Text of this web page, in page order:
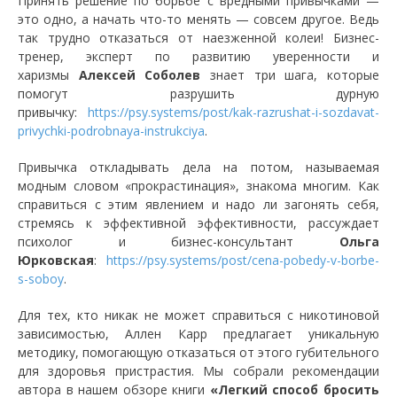
это одно, а начать что-то менять — совсем другое. Ведь
так трудно отказаться от наезженной колеи! Бизнес-
тренер, эксперт по развитию уверенности и
харизмы Алексей Соболев знает три шага, которые
помогут разрушить дурную
привычку: https://psy.systems/post/kak-razrushat-i-sozdavat-
privychki-podrobnaya-instrukciya.
Привычка откладывать дела на потом, называемая
модным словом «прокрастинация», знакома многим. Как
справиться с этим явлением и надо ли загонять себя,
стремясь к эффективной эффективности, рассуждает
психолог и бизнес-консультант Ольга
Юрковская: https://psy.systems/post/cena-pobedy-v-borbe-
s-soboy.
Для тех, кто никак не может справиться с никотиновой
зависимостью, Аллен Карр предлагает уникальную
методику, помогающую отказаться от этого губительного
для здоровья пристрастия. Мы собрали рекомендации
автора в нашем обзоре книги «Легкий способ бросить